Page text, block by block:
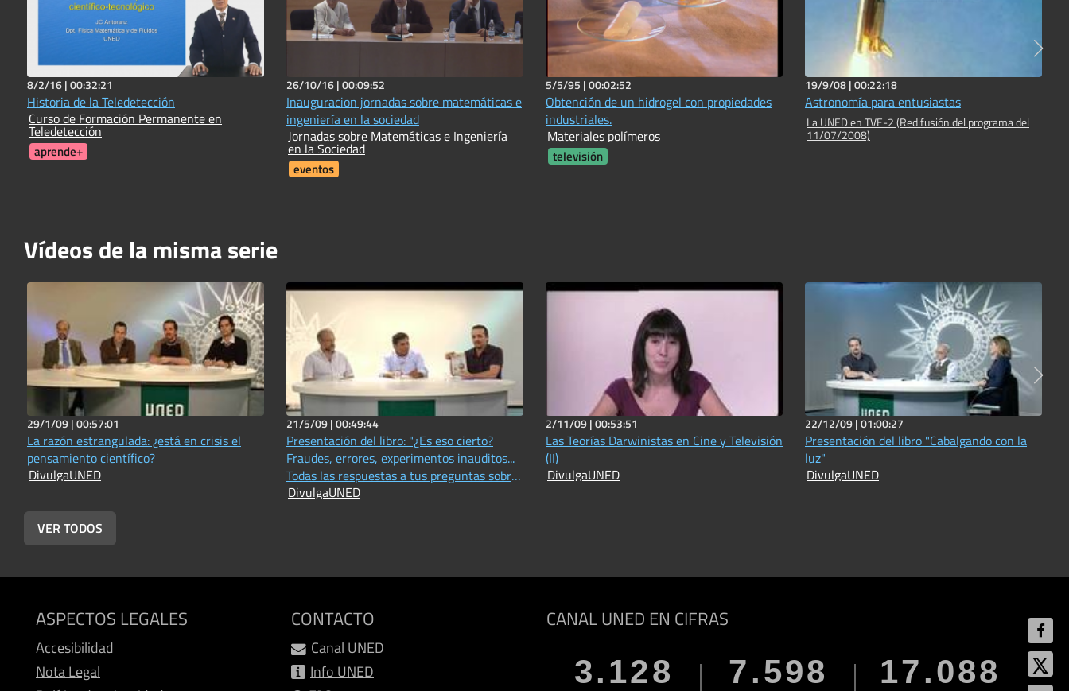
8/2/16 |00:32:21
Historia de la Teledetección
Curso de Formación Permanente en
Teledetección
aprende+
26/10/16 |00:09:52
Inauguracion jornadas sobre matemáticas e
ingeniería en la sociedad
Jornadas sobre Matemáticas e Ingeniería
en la Sociedad
eventos
5/5/95 |00:02:52
Obtención de un hidrogel con propiedades
industriales.
Materiales polímeros
televisión
19/9/08 |00:22:18
Astronomía para entusiastas
La UNED en TVE-2 (Redifusión del programa del
11/07/2008)
Vídeos de la misma serie
29/1/09 |00:57:01
La razón estrangulada: ¿está en crisis el
pensamiento científico?
DivulgaUNED
21/5/09 |00:49:44
Presentación del libro: "¿Es eso cierto?
Fraudes, errores, experimentos inauditos...
Todas las respuestas a tus preguntas sobre
el mundo científico"
DivulgaUNED
2/11/09 |00:53:51
Las Teorías Darwinistas en Cine y Televisión
(II)
DivulgaUNED
22/12/09 |01:00:27
Presentación del libro "Cabalgando con la
luz"
DivulgaUNED
VER TODOS
ASPECTOS LEGALES
Accesibilidad
Nota Legal
CONTACTO
Canal UNED
Info UNED
CANAL UNED EN CIFRAS
3.128 7.598 17.088